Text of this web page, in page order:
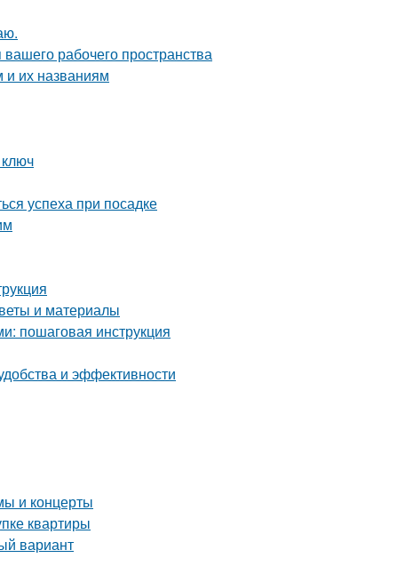
рабочего пространства
и их названиям
успеха при посадке
и материалы
пошаговая инструкция
и эффективности
и концерты
квартиры
вариант